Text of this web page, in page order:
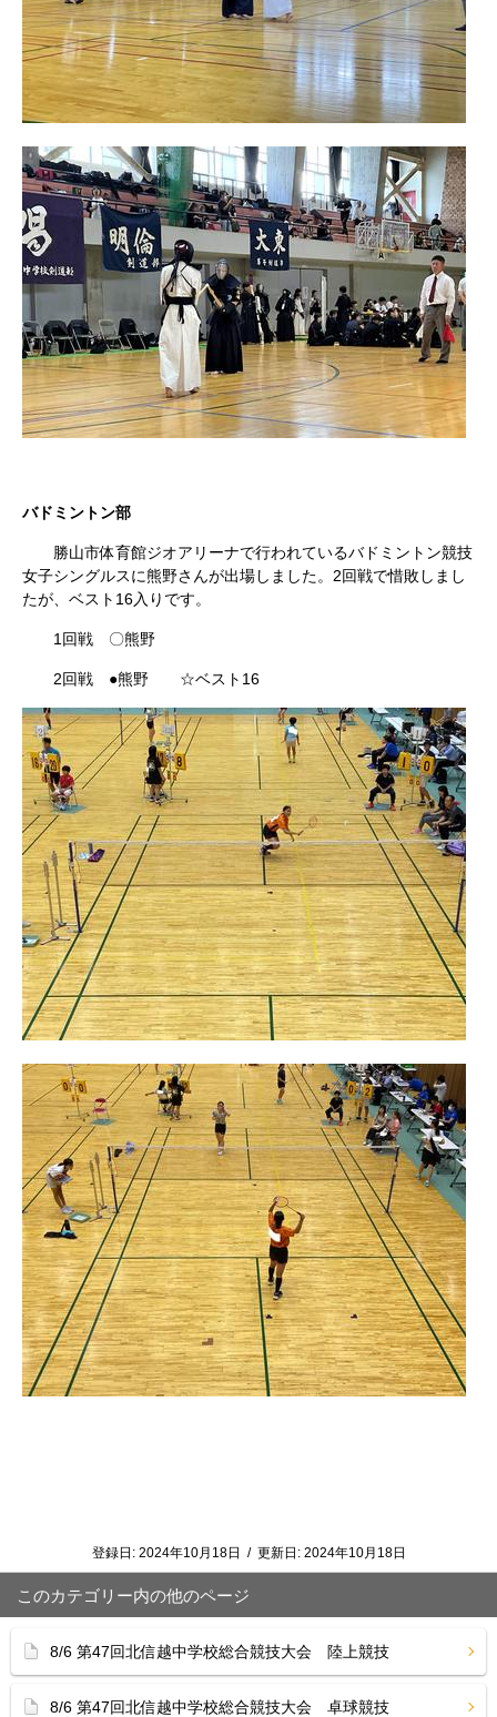
バドミントン部
勝山市体育館ジオアリーナで行われているバドミントン競技
女子シングルスに熊野さんが出場しました。2回戦で惜敗しまし
たが、ベスト16入りです。
1回戦 〇熊野
2回戦 ●熊野 ☆ベスト16
登録日: 2024年10月18日 / 更新日: 2024年10月18日
このカテゴリー内の他のページ
8/6 第47回北信越中学校総合競技大会 陸上競技
8/6 第47回北信越中学校総合競技大会 卓球競技